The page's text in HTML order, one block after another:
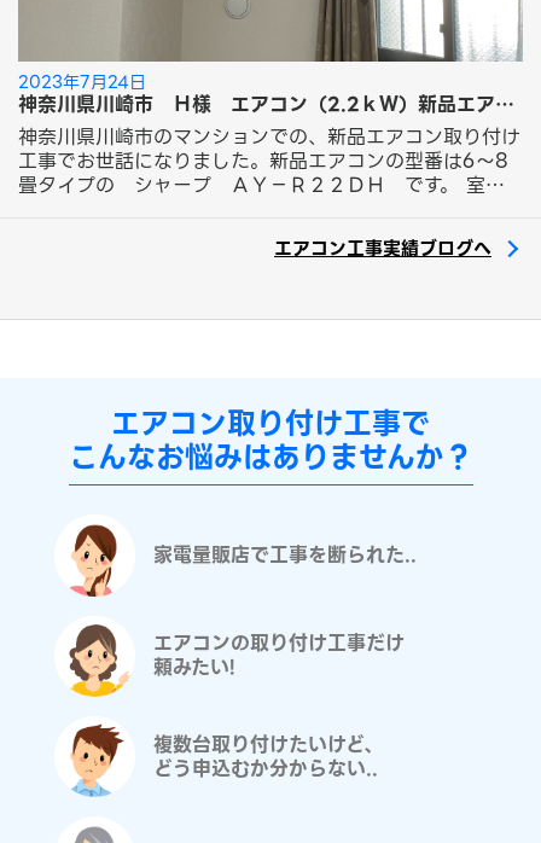
2023年7月24日
神奈川県川崎市 Ｈ様 エアコン（2.2ｋＷ）新品エアコン取り付け化粧カバーパック工事のご依頼ありがとうございました。
神奈川県川崎市のマンションでの、新品エアコン取り付け
工事でお世話になりました。新品エアコンの型番は6～8
畳タイプの シャープ ＡＹ－Ｒ２２ＤＨ です。 室内
機の取り付け場所は、窓上の梁部分に取り付けをし、配管
穴が梁下の窓左側にありましたので、室内化粧カバー曲が
り部材３ヶ使用し室内化粧カバーを取り付けさせていただ
頼ありがとうございました。 フォーラムサービスのエア
コン工事をご紹介！ 今回ご依頼の工事はこちら！ 新品エ
アコン取り付け工事 化粧カバーパック 18,700円～（税
エアコン工事実績ブログへ
エアコン取り付け工事で
こんなお悩みはありませんか？
家電量販店で工事を断られた..
エアコンの取り付け工事だけ
頼みたい!
複数台取り付けたいけど、
どう申込むか分からない..